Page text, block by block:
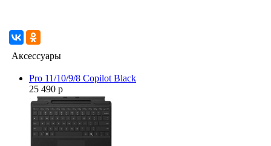
Аксессуары
Pro 11/10/9/8 Copilot Black
25 490 р